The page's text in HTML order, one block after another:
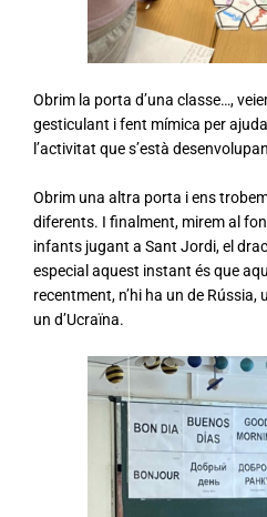
Obrim la porta d’una classe…,
gesticulant i fent mímica per
l’activitat que s’està
Obrim una altra porta i ens
diferents. I finalment, mirem al
infants jugant a Sant Jordi, el
especial aquest instant és que
recentment, n’hi ha un de
un d’Ucraïna.